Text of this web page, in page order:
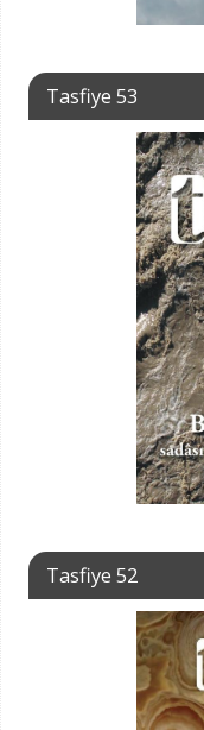
Tasfiye 53
Tasfiye 52